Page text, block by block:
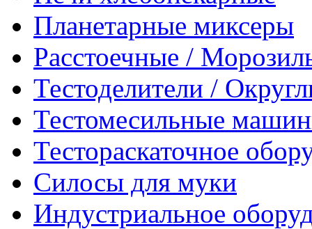
Планетарные миксеры
Расстоечные /
Тестоделители /
Тестомесильные
Тестораскаточное
Силосы для муки
Индустриальное